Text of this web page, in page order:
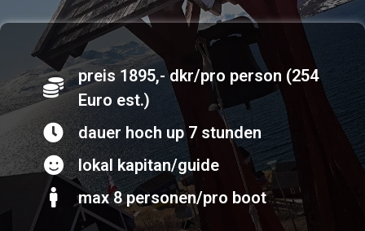
preis 1895,- dkr/pro person (254
Euro est.)
dauer hoch up 7 stunden
lokal kapitan/guide
max 8 personen/pro boot